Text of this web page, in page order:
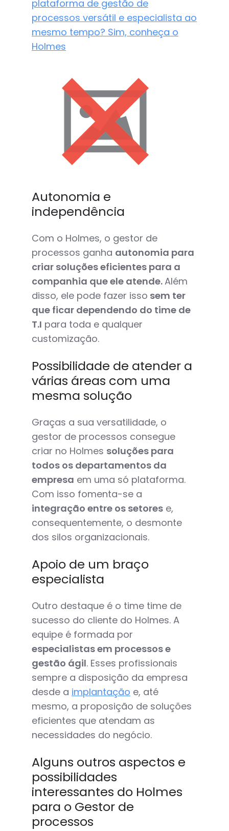
plataforma de gestão de
processos versátil e especialista ao
mesmo tempo? Sim, conheça o
Holmes
Autonomia e
independência
Com o Holmes, o gestor de
processos ganha autonomia para
criar soluções eficientes para a
companhia que ele atende.Além
disso, ele pode fazer isso sem ter
que ficar dependendo do time de
T.I para toda e qualquer
customização.
Possibilidade de atender a
várias áreas com uma
mesma solução
Graças a sua versatilidade, o
gestor de processos consegue
criar no Holmes soluções para
todos os departamentos da
empresa em uma só plataforma.
Com isso fomenta-se a
integração entre os setores e,
consequentemente, o desmonte
dos silos organizacionais.
Apoio de um braço
especialista
Outro destaque é o time time de
sucesso do cliente do Holmes. A
equipe é formada por
especialistas em processos e
gestão ágil. Esses profissionais
sempre a disposição da empresa
desde a implantação e, até
mesmo, a proposição de soluções
eficientes que atendam as
necessidades do negócio.
Alguns outros aspectos e
possibilidades
interessantes do Holmes
para o Gestor de
processos